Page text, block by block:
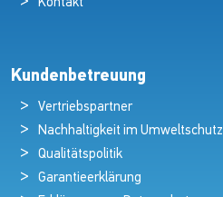
Kontakt
Kundenbetreuung
Vertriebspartner
Nachhaltigkeit im Umweltschutz
Qualitätspolitik
Garantieerklärung